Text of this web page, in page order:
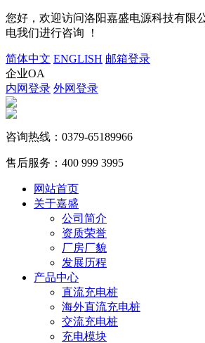
您好，欢迎访问洛阳嘉盛电源科技有限
电我们进行咨询 ！
简体中文 ENGLISH 邮箱登录
企业OA
内网登录 外网登录
咨询热线： 0379-65189966
售后服务： 400 999 3995
网站首页
关于嘉盛
公司简介
资质荣誉
厂房厂貌
发展历程
产品中心
直流充电桩
海外直流充电桩
交流充电桩
充电模块